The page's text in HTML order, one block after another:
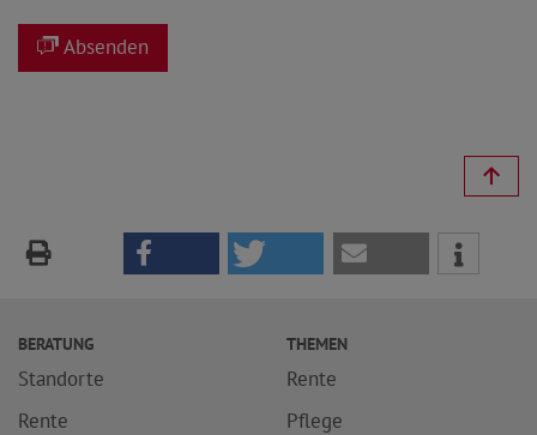
Absenden
BERATUNG
Standorte
Rente
THEMEN
Rente
Pflege